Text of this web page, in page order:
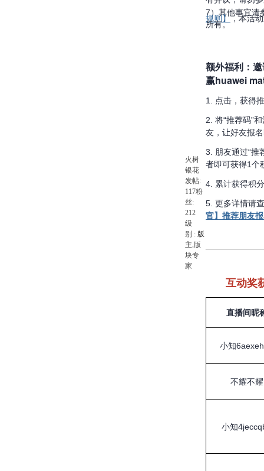
火树
银花
发帖:
117粉
丝:
212
级
别 : 版
主,版
块专
家
7）其他事宜请
规则】，本活
所有。
额外福利：
赢huawei
1. 点击，获得
2. 将“推荐码”
友，让好友报
3. 朋友通过“推
者即可获得1个
4. 累计获得积
5. 更多详情请
官】推荐朋友
互动奖
直播间昵
小知
不耀不耀
小知